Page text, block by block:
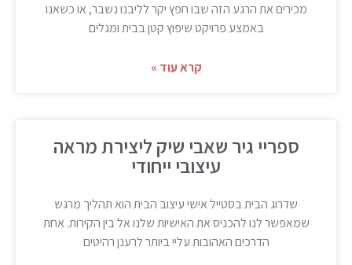
מכירים את הרגע הזה שבו חפץ יקר לליבנו נשבר, או כשאנו
באמצע פרויקט שיפוץ קטן בבית ומגלים
קרא עוד »
ספריי גיר שאבי שיק ליצירת מראה
עיצובי ייחודי
שדרוג הבית בסטייל אישי עיצוב הבית הוא תהליך מרגש
שמאפשר לנו להכניס את האישיות שלנו אל בין הקירות. אחת
הדרכים האהובות עליי ביותר לרענן רהיטים